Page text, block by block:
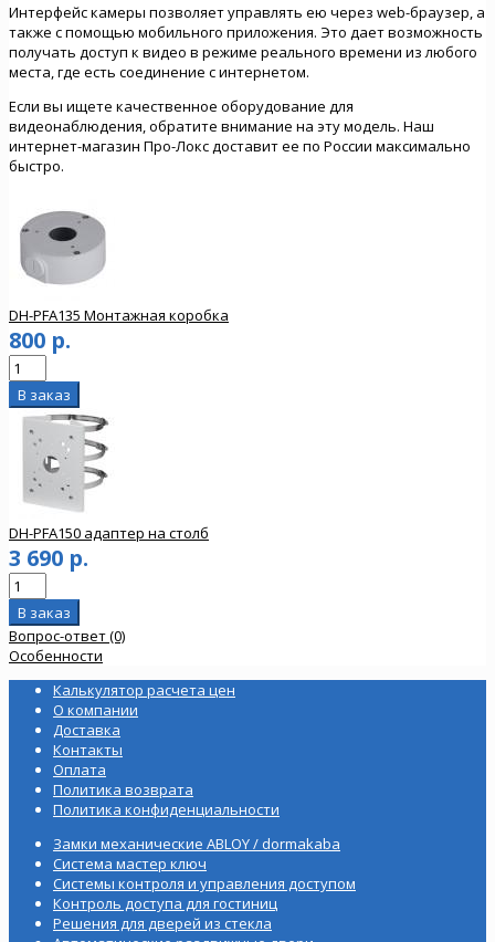
Интерфейс камеры позволяет управлять ею через web-браузер, а
также с помощью мобильного приложения. Это дает возможность
получать доступ к видео в режиме реального времени из любого
места, где есть соединение с интернетом.
Если вы ищете качественное оборудование для
видеонаблюдения, обратите внимание на эту модель. Наш
интернет-магазин Про-Локс доставит ее по России максимально
быстро.
DH-PFA135 Монтажная коробка
800 р.
DH-PFA150 адаптер на столб
3 690 р.
Вопрос-ответ (0)
Особенности
Калькулятор расчета цен
О компании
Доставка
Контакты
Оплата
Политика возврата
Политика конфиденциальности
Замки механические ABLOY / dormakaba
Система мастер ключ
Системы контроля и управления доступом
Контроль доступа для гостиниц
Решения для дверей из стекла